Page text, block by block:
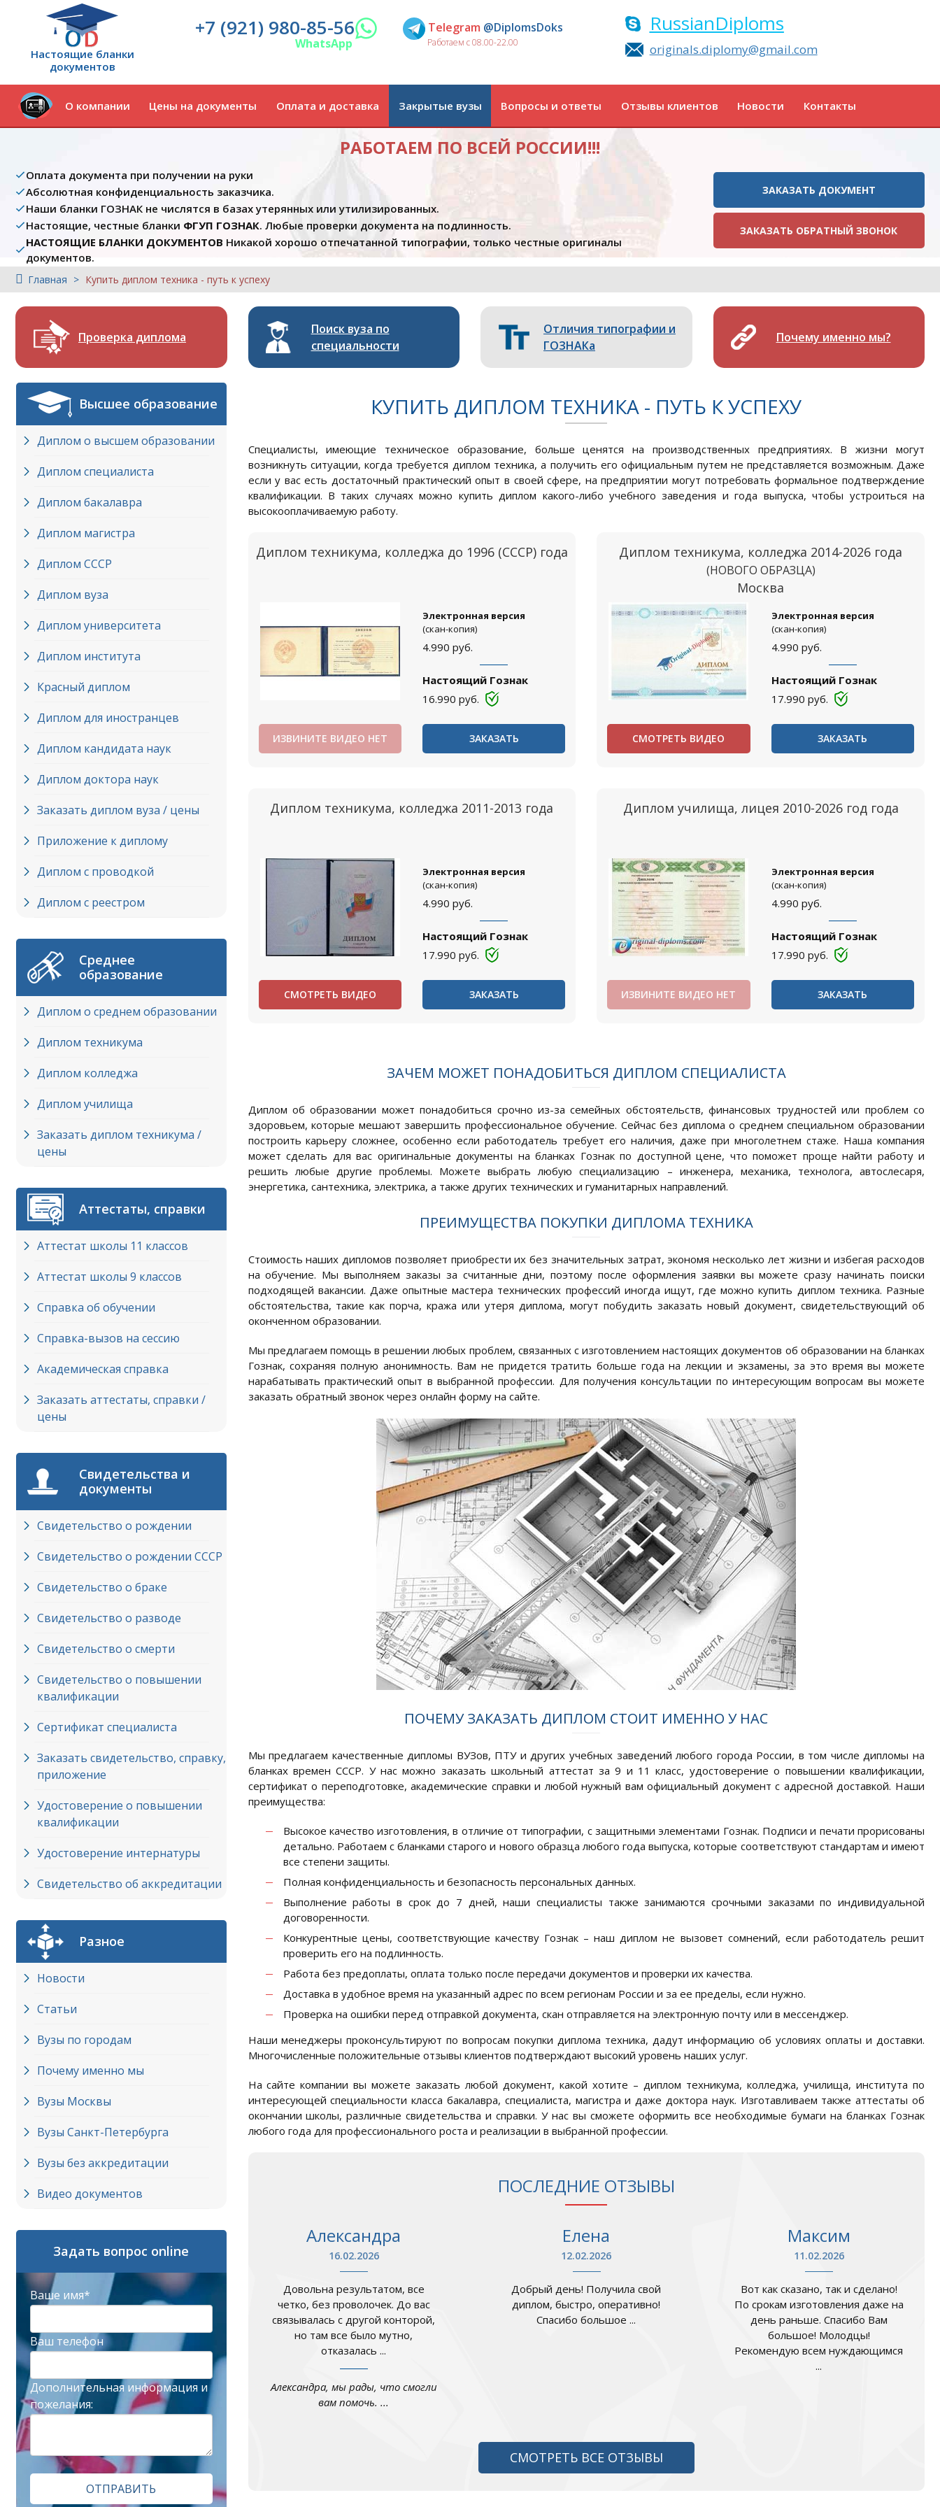
Настоящие бланки
документов
+7 (921) 980-85-56
WhatsApp
Telegram @DiplomsDoks
Работаем с 08.00-22.00
RussianDiploms
originals.diplomy@gmail.com
О компании Цены на документы Оплата и доставка Закрытые вузы Вопросы и ответы Отзывы клиентов Новости Контакты
РАБОТАЕМ ПО ВСЕЙ РОССИИ!!!
Оплата документа при получении на руки
Абсолютная конфиденциальность заказчика.
Наши бланки ГОЗНАК не числятся в базах утерянных или утилизированных.
Настоящие, честные бланки ФГУП ГОЗНАК. Любые проверки документа на подлинность.
НАСТОЯЩИЕ БЛАНКИ ДОКУМЕНТОВ Никакой хорошо отпечатанной типографии, только честные оригиналы
документов.
ЗАКАЗАТЬ ДОКУМЕНТ
ЗАКАЗАТЬ ОБРАТНЫЙ ЗВОНОК
Главная Купить диплом техника - путь к успеху
Проверка диплома
Поиск вуза по
специальности
Отличия типографии и
ГОЗНАКа
Почему именно мы?
Высшее образование
Диплом о высшем образовании
Диплом специалиста
Диплом бакалавра
Диплом магистра
Диплом СССР
Диплом вуза
Диплом университета
Диплом института
Красный диплом
Диплом для иностранцев
Диплом кандидата наук
Диплом доктора наук
Заказать диплом вуза / цены
Приложение к диплому
Диплом с проводкой
Диплом с реестром
Среднее
образование
Диплом о среднем образовании
Диплом техникума
Диплом колледжа
Диплом училища
Заказать диплом техникума /
цены
Аттестаты, справки
Аттестат школы 11 классов
Аттестат школы 9 классов
Справка об обучении
Справка-вызов на сессию
Академическая справка
Заказать аттестаты, справки /
цены
Свидетельства и
документы
Свидетельство о рождении
Свидетельство о рождении СССР
Свидетельство о браке
Свидетельство о разводе
Свидетельство о смерти
Свидетельство о повышении
квалификации
Сертификат специалиста
Заказать свидетельство, справку,
приложение
Удостоверение о повышении
квалификации
Удостоверение интернатуры
Свидетельство об аккредитации
Разное
Новости
Статьи
Вузы по городам
Почему именно мы
Вузы Москвы
Вузы Cанкт-Петербурга
Вузы без аккредитации
Видео документов
Задать вопрос online
Ваше имя*
Ваш телефон
Дополнительная информация и
пожелания:
ОТПРАВИТЬ
КУПИТЬ ДИПЛОМ ТЕХНИКА - ПУТЬ К УСПЕХУ
Специалисты, имеющие техническое образование, больше ценятся на производственных предприятиях. В жизни могут
возникнуть ситуации, когда требуется диплом техника, а получить его официальным путем не представляется возможным. Даже
если у вас есть достаточный практический опыт в своей сфере, на предприятии могут потребовать формальное подтверждение
квалификации. В таких случаях можно купить диплом какого-либо учебного заведения и года выпуска, чтобы устроиться на
высокооплачиваемую работу.
Диплом техникума, колледжа до 1996 (СССР) года
Электронная версия
(скан-копия)
4.990 руб.
Настоящий Гознак
16.990 руб.
ИЗВИНИТЕ ВИДЕО НЕТ ЗАКАЗАТЬ
Диплом техникума, колледжа 2014-2026 года
(НОВОГО ОБРАЗЦА)
Москва
Электронная версия
(скан-копия)
4.990 руб.
Настоящий Гознак
17.990 руб.
СМОТРЕТЬ ВИДЕО ЗАКАЗАТЬ
Диплом техникума, колледжа 2011-2013 года
Электронная версия
(скан-копия)
4.990 руб.
Настоящий Гознак
17.990 руб.
СМОТРЕТЬ ВИДЕО ЗАКАЗАТЬ
Диплом училища, лицея 2010-2026 год года
Электронная версия
(скан-копия)
4.990 руб.
Настоящий Гознак
17.990 руб.
ИЗВИНИТЕ ВИДЕО НЕТ ЗАКАЗАТЬ
ЗАЧЕМ МОЖЕТ ПОНАДОБИТЬСЯ ДИПЛОМ СПЕЦИАЛИСТА
Диплом об образовании может понадобиться срочно из-за семейных обстоятельств, финансовых трудностей или проблем со
здоровьем, которые мешают завершить профессиональное обучение. Сейчас без диплома о среднем специальном образовании
построить карьеру сложнее, особенно если работодатель требует его наличия, даже при многолетнем стаже. Наша компания
может сделать для вас оригинальные документы на бланках Гознак по доступной цене, что поможет проще найти работу и
решить любые другие проблемы. Можете выбрать любую специализацию – инженера, механика, технолога, автослесаря,
энергетика, сантехника, электрика, а также других технических и гуманитарных направлений.
ПРЕИМУЩЕСТВА ПОКУПКИ ДИПЛОМА ТЕХНИКА
Стоимость наших дипломов позволяет приобрести их без значительных затрат, экономя несколько лет жизни и избегая расходов
на обучение. Мы выполняем заказы за считанные дни, поэтому после оформления заявки вы можете сразу начинать поиски
подходящей вакансии. Даже опытные мастера технических профессий иногда ищут, где можно купить диплом техника. Разные
обстоятельства, такие как порча, кража или утеря диплома, могут побудить заказать новый документ, свидетельствующий об
оконченном образовании.
Мы предлагаем помощь в решении любых проблем, связанных с изготовлением настоящих документов об образовании на бланках
Гознак, сохраняя полную анонимность. Вам не придется тратить больше года на лекции и экзамены, за это время вы можете
нарабатывать практический опыт в выбранной профессии. Для получения консультации по интересующим вопросам вы можете
заказать обратный звонок через онлайн форму на сайте.
ПОЧЕМУ ЗАКАЗАТЬ ДИПЛОМ СТОИТ ИМЕННО У НАС
Мы предлагаем качественные дипломы ВУЗов, ПТУ и других учебных заведений любого города России, в том числе дипломы на
бланках времен СССР. У нас можно заказать школьный аттестат за 9 и 11 класс, удостоверение о повышении квалификации,
сертификат о переподготовке, академические справки и любой нужный вам официальный документ с адресной доставкой. Наши
преимущества:
Высокое качество изготовления, в отличие от типографии, с защитными элементами Гознак. Подписи и печати прорисованы
детально. Работаем с бланками старого и нового образца любого года выпуска, которые соответствуют стандартам и имеют
все степени защиты.
Полная конфиденциальность и безопасность персональных данных.
Выполнение работы в срок до 7 дней, наши специалисты также занимаются срочными заказами по индивидуальной
договоренности.
Конкурентные цены, соответствующие качеству Гознак – наш диплом не вызовет сомнений, если работодатель решит
проверить его на подлинность.
Работа без предоплаты, оплата только после передачи документов и проверки их качества.
Доставка в удобное время на указанный адрес по всем регионам России и за ее пределы, если нужно.
Проверка на ошибки перед отправкой документа, скан отправляется на электронную почту или в мессенджер.
Наши менеджеры проконсультируют по вопросам покупки диплома техника, дадут информацию об условиях оплаты и доставки.
Многочисленные положительные отзывы клиентов подтверждают высокий уровень наших услуг.
На сайте компании вы можете заказать любой документ, какой хотите – диплом техникума, колледжа, училища, института по
интересующей специальности класса бакалавра, специалиста, магистра и даже доктора наук. Изготавливаем также аттестаты об
окончании школы, различные свидетельства и справки. У нас вы сможете оформить все необходимые бумаги на бланках Гознак
любого года для профессионального роста и реализации в выбранной профессии.
ПОСЛЕДНИЕ ОТЗЫВЫ
Александра
16.02.2026
Довольна результатом, все
четко, без проволочек. До вас
связывалась с другой конторой,
но там все было мутно,
отказалась ...
Александра, мы рады, что смогли
вам помочь. ...
Елена
12.02.2026
Добрый день! Получила свой
диплом, быстро, оперативно!
Спасибо большое ...
Максим
11.02.2026
Вот как сказано, так и сделано!
По срокам изготовления даже на
день раньше. Спасибо Вам
большое! Молодцы!
Рекомендую всем нуждающимся
...
СМОТРЕТЬ ВСЕ ОТЗЫВЫ